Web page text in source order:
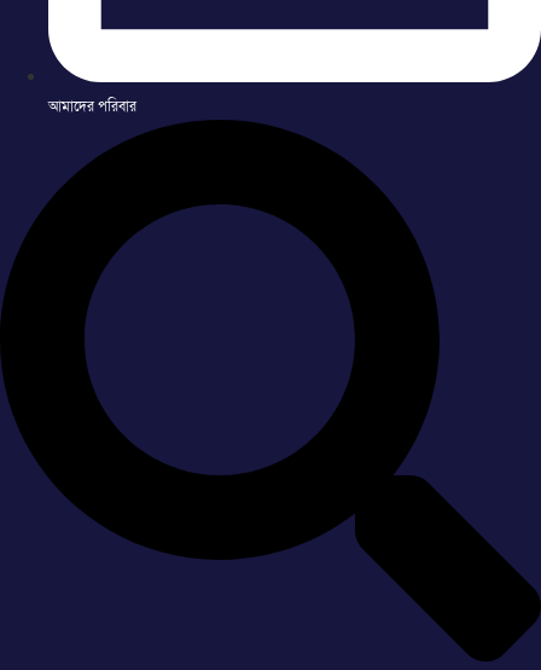
আমাদের পরিবার